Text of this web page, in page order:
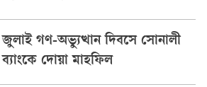
জুলাই গণ-অভ্যুত্থান দিবসে সোনালী
ব্যাংকে দোয়া মাহফিল